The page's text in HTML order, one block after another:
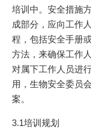
培训中。安全措施
成部分，应向工作
程，包括安全手册
方法，来确保工作
对属下工作人员进
用，生物安全委员
案。
3.1培训规划